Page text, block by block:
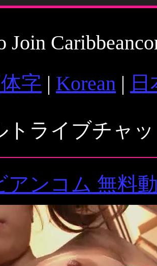
Join
字 | Korean |
トライブチャ
アンコム 無料